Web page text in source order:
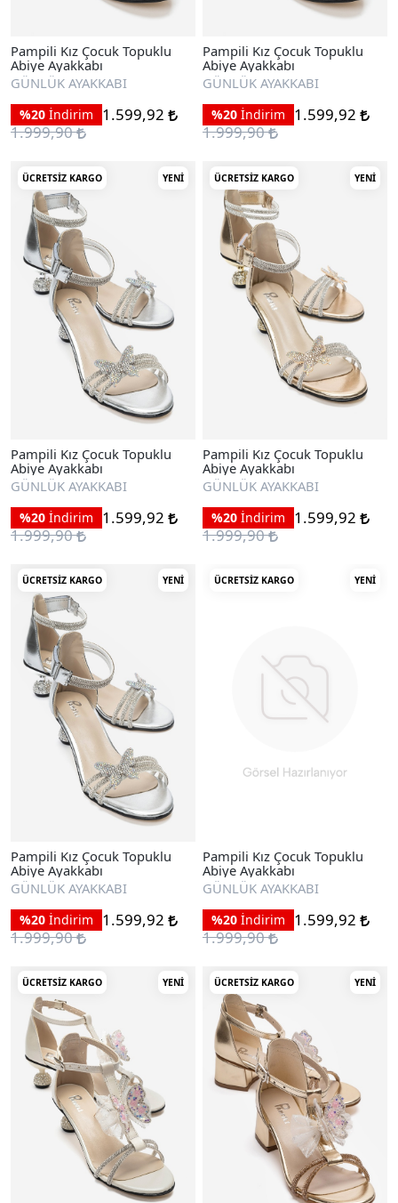
Pampili Kız Çocuk Topuklu
Abiye Ayakkabı
GÜNLÜK AYAKKABI
%20 İndirim
1.599,92
1.999,90
Pampili Kız Çocuk Topuklu
Abiye Ayakkabı
GÜNLÜK AYAKKABI
%20 İndirim
1.599,92
1.999,90
ÜCRETSIZ KARGO YENI
Pampili Kız Çocuk Topuklu
Abiye Ayakkabı
GÜNLÜK AYAKKABI
%20 İndirim
1.599,92
1.999,90
ÜCRETSIZ KARGO YENI
Pampili Kız Çocuk Topuklu
Abiye Ayakkabı
GÜNLÜK AYAKKABI
%20 İndirim
1.599,92
1.999,90
ÜCRETSIZ KARGO YENI
Pampili Kız Çocuk Topuklu
Abiye Ayakkabı
GÜNLÜK AYAKKABI
%20 İndirim
1.599,92
1.999,90
ÜCRETSIZ KARGO YENI
Pampili Kız Çocuk Topuklu
Abiye Ayakkabı
GÜNLÜK AYAKKABI
%20 İndirim
1.599,92
1.999,90
ÜCRETSIZ KARGO YENI ÜCRETSIZ KARGO YENI